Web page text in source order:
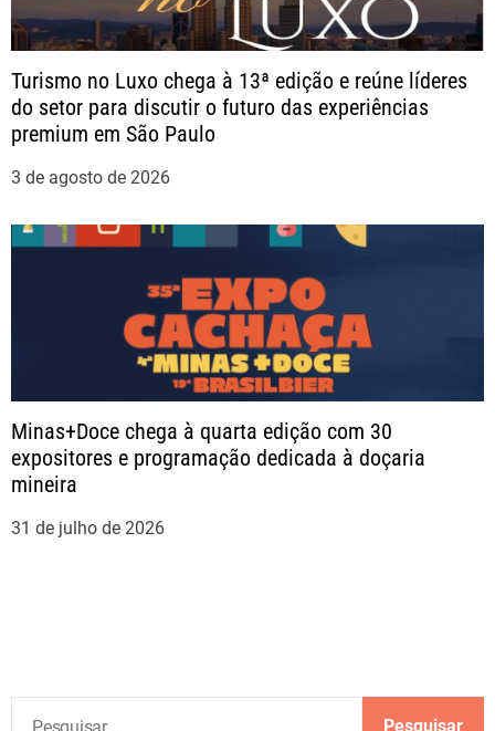
t
Turismo no Luxo chega à 13ª edição e reúne líderes
do setor para discutir o futuro das experiências
premium em São Paulo
3 de agosto de 2026
Minas+Doce chega à quarta edição com 30
expositores e programação dedicada à doçaria
mineira
31 de julho de 2026